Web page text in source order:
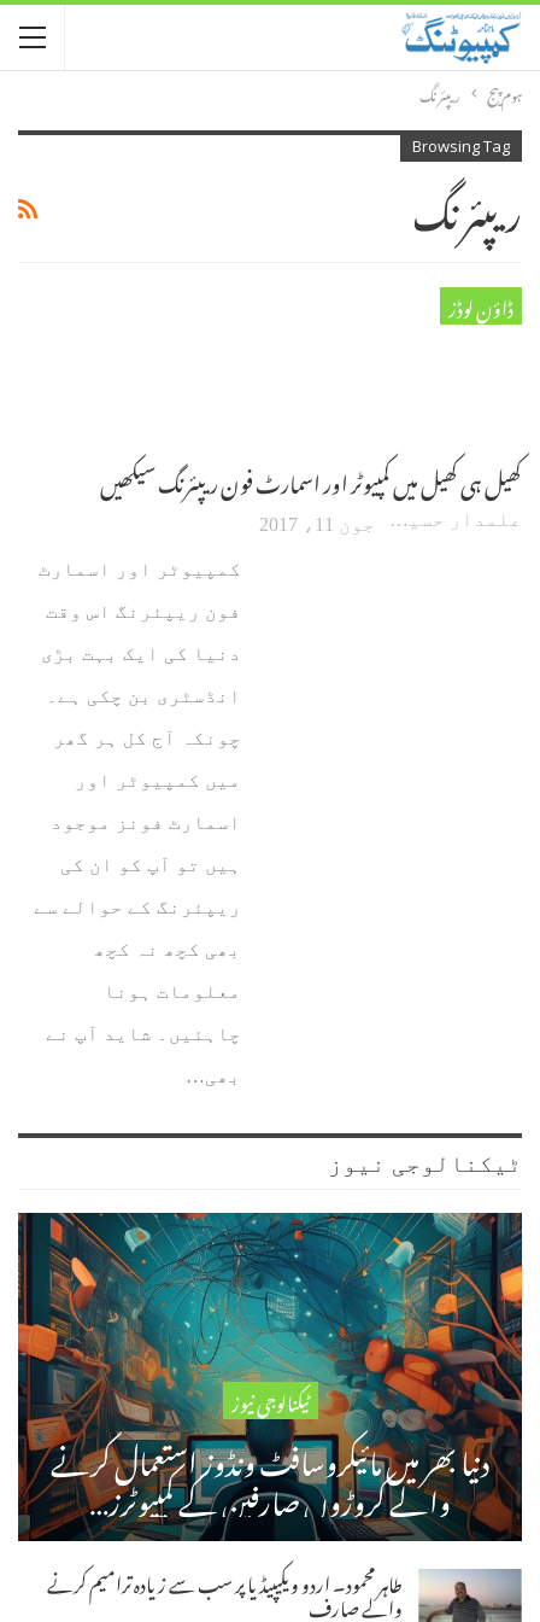
ہوم پیج ریپئرنگ
Browsing Tag
ریپئرنگ
ڈاؤن لوڈز
کھیل ہی کھیل میں کمپیوٹر اور اسمارٹ فون ریپئرنگ سیکھیں
علمدار حسین جون 11، 2017
کمپیوٹر اور اسمارٹ
فون ریپئرنگ اس وقت
دنیا کی ایک بہت بڑی
انڈسٹری بن چکی ہے۔
چونکہ آج کل ہر گھر
میں کمپیوٹر اور
اسمارٹ فونز موجود
ہیں تو آپ کو ان کی
ریپئرنگ کے حوالے سے
بھی کچھ نہ کچھ
معلومات ہونا
چاہئیں۔ شاید آپ نے
بھی…
ٹیکنالوجی نیوز
ٹیکنالوجی نیوز
دنیا بھر میں مائیکروسافٹ ونڈوز استعمال کرنے
والے کروڑوں صارفین کے کمپیوٹرز…
طاہر محمود۔ اردو ویکیپیڈیا پر سب سے زیادہ ترامیم کرنے
والے صارف